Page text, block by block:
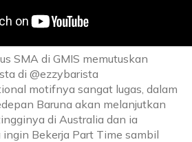
SMA di GMIS memutuskan
di @ezzybarista
motifnya sangat lugas, dalam
Baruna akan melanjutkan
di Australia dan ia
Bekerja Part Time sambil